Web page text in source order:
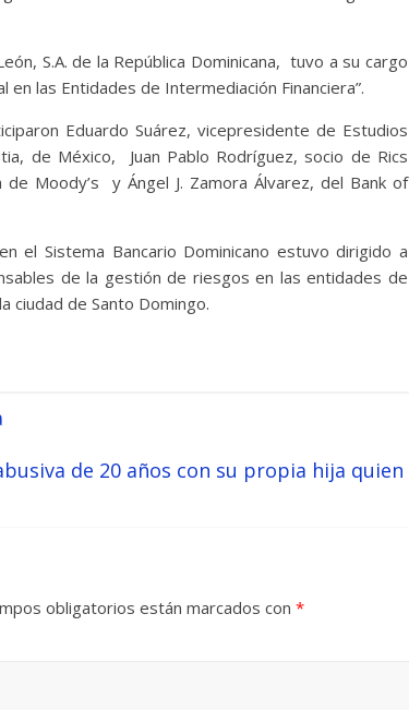
S.A. de la República Dominicana, tuvo a su cargo
en las Entidades de Intermediación Financiera”.
Eduardo Suárez, vicepresidente de Estudios
de México, Juan Pablo Rodríguez, socio de Rics
Moody’s y Ángel J. Zamora Álvarez, del Bank of
el Sistema Bancario Dominicano estuvo dirigido a
de la gestión de riesgos en las entidades de
ciudad de Santo Domingo.
de 20 años con su propia hija quien
obligatorios están marcados con *